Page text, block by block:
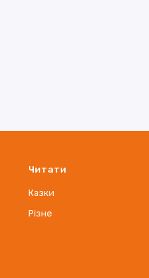
Читати
Казки
Різне